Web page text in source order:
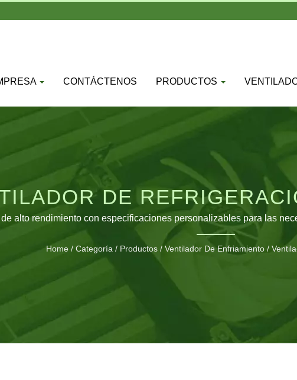
CONTÁCTENOS PRODUCTOS
DE
CON
alto rendimiento con especificaciones personalizables para las
Home / Categoría / Productos / Ventilador De Enfriamiento /